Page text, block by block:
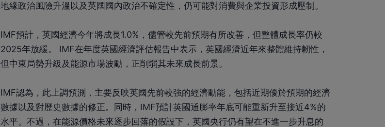
地緣政治風險升溫以及英國國內政治不確定性，仍可能對消費與企業投資形成壓制。
IMF預計，英國經濟今年將成長1.0%，儘管較先前預期有所改善，但整體成長率仍較
2025年放緩。 IMF在年度英國經濟評估報告中表示，英國經濟近年來整體維持韌性，
但中東局勢升級及能源市場波動，正削弱其未來成長前景。
IMF認為，此上調預測，主要反映英國先前較強的經濟動能，包括近期優於預期的經濟
數據以及對歷史數據的修正。同時，IMF預計英國通膨率年底可能重新升至接近4%的
水平。不過，在能源價格未來逐步回落的假設下，英國央行仍有望在不進一步升息的